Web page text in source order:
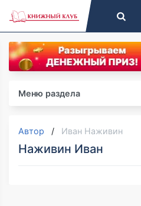
Меню раздела
Автор Иван Наживин
Наживин Иван